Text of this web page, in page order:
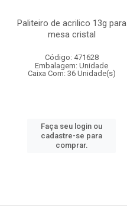
Paliteiro de acrilico 13g para
mesa cristal
Código: 471628
Embalagem: Unidade
Caixa Com: 36 Unidade(s)
Faça seu login ou
cadastre-se para
comprar.